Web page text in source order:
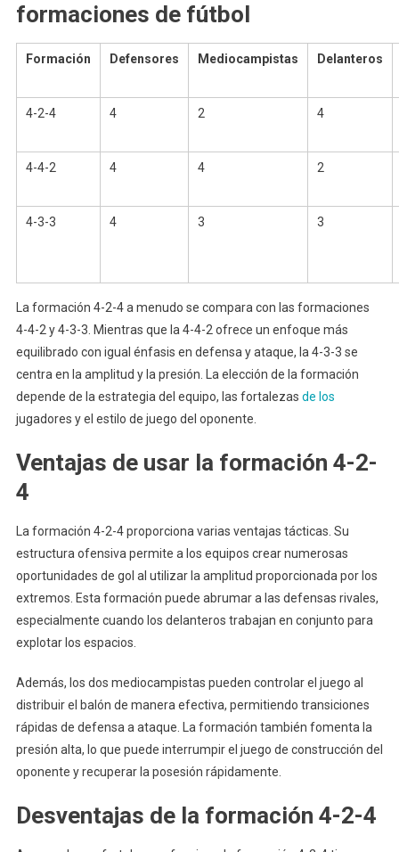
formaciones de fútbol
Formación Defensores Mediocampistas Delanteros
4-2-4 4 2 4
4-4-2 4 4 2
4-3-3 4 3 3
La formación 4-2-4 a menudo se compara con las formaciones
4-4-2 y 4-3-3. Mientras que la 4-4-2 ofrece un enfoque más
equilibrado con igual énfasis en defensa y ataque, la 4-3-3 se
centra en la amplitud y la presión. La elección de la formación
depende de la estrategia del equipo, las fortalezas de los
jugadores y el estilo de juego del oponente.
Ventajas de usar la formación 4-2-
4
La formación 4-2-4 proporciona varias ventajas tácticas. Su
estructura ofensiva permite a los equipos crear numerosas
oportunidades de gol al utilizar la amplitud proporcionada por los
extremos. Esta formación puede abrumar a las defensas rivales,
especialmente cuando los delanteros trabajan en conjunto para
explotar los espacios.
Además, los dos mediocampistas pueden controlar el juego al
distribuir el balón de manera efectiva, permitiendo transiciones
rápidas de defensa a ataque. La formación también fomenta la
presión alta, lo que puede interrumpir el juego de construcción del
oponente y recuperar la posesión rápidamente.
Desventajas de la formación 4-2-4